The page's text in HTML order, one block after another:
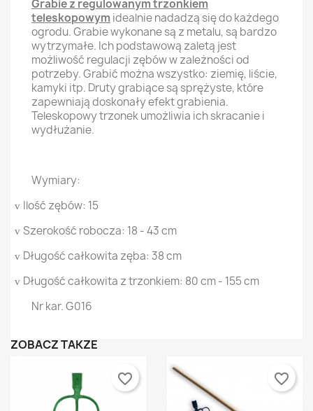
Grabie z regulowanym trzonkiem
teleskopowym idealnie nadadzą się do każdego
ogrodu. Grabie wykonane są z metalu, są bardzo
wytrzymałe. Ich podstawową zaletą jest
możliwość regulacji zębów w zależności od
potrzeby. Grabić można wszystko: ziemię, liście,
kamyki itp. Druty grabiące są sprężyste, które
zapewniają doskonały efekt grabienia.
Teleskopowy trzonek umożliwia ich skracanie i
wydłużanie.
Wymiary:
v Ilość zębów: 15
v Szerokość robocza: 18 - 43 cm
v Długość całkowita zęba: 38 cm
v Długość całkowita z trzonkiem: 80 cm - 155 cm
Nr kar. G016
ZOBACZ TAKŻE
favorite_border favorite_border